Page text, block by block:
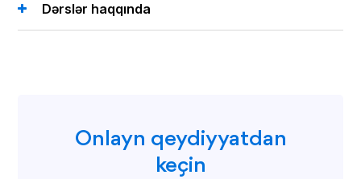
Onlayn qeydiyyatdan
keçin
Dərslər haqqında